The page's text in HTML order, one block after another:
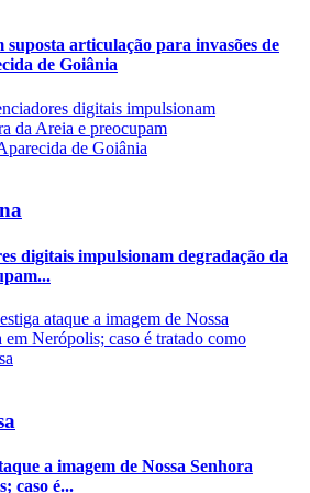
articulação para invasões de
de Goiânia
digitais impulsionam degradação da
a imagem de Nossa Senhora
caso é...